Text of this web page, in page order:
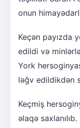
onun
Keçən payızda
edildi və
York
ləğv edildikdən
Keçmiş
əlaqə saxlanılıb.